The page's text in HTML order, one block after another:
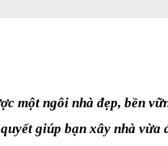
một ngôi nhà đẹp, bền
giúp bạn xây nhà